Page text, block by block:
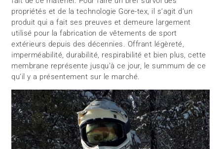
propriétés et de la technologie Gore-tex, il s’agit d’un
produit qui a fait ses preuves et demeure largement
utilisé pour la fabrication de vêtements de sport
extérieurs depuis des décennies. Offrant légèreté,
imperméabilité, durabilité, respirabilité et bien plus, cette
membrane représente jusqu’à ce jour, le summum de ce
qu’il y a présentement sur le marché.